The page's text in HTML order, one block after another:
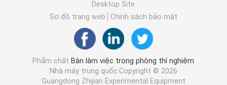
Thiết bị phòng thí nghiệm
Ghế gấp khán phòng
Ghế nâng phòng thí nghiệm
Desktop Site
Sơ đồ trang web
Chính sách bảo mật
Phẩm chất Bàn làm việc trong phòng thí nghiệm
Nhà máy trung quốc.Copyright © 2026
Guangdong Zhijian Experimental Equipment